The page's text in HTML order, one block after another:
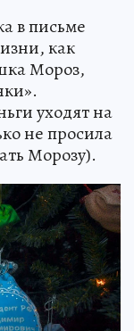
в письме
как
Мороз,
уходят на
не просила
Морозу).